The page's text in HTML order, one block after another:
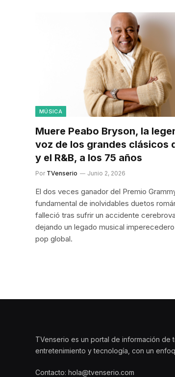
MÚSICA
Muere Peabo Bryson, la
voz de los grandes clásicos
y el R&B, a los 75 años
Por TVenserio Junio 2, 2026
El dos veces ganador del Premio
fundamental de inolvidables duetos
falleció tras sufrir un accidente
dejando un legado musical
pop global.
TVenserio es un portal de información de
entretenimiento y tecnología, con un
Contacto: hola@tvenserio.com